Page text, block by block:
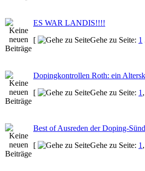
ES WAR LANDIS!!!!
[
Gehe zu Seite: 1
Dopingkontrollen Roth: ein
[
Gehe zu Seite: 1 ,
Best of Ausreden der Doping-
[
Gehe zu Seite: 1 ,